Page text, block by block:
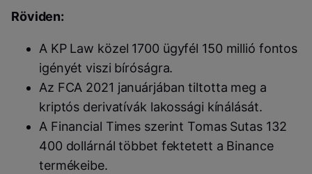
Röviden:
A KP Law közel 1700 ügyfél 150 millió fontos
igényét viszi bíróságra.
Az FCA 2021 januárjában tiltotta meg a
kriptós derivatívák lakossági kínálását.
A Financial Times szerint Tomas Sutas 132
400 dollárnál többet fektetett a Binance
termékeibe.